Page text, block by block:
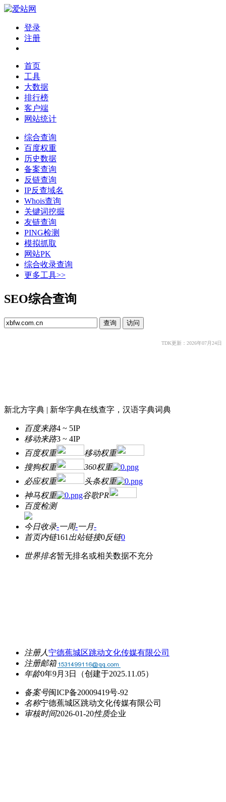
登录
注册
首页
工具
大数据
排行榜
客户端
网站统计
综合查询
百度权重
历史数据
备案查询
反链查询
IP反查域名
Whois查询
关键词挖掘
友链查询
PING检测
模拟抓取
网站PK
综合收录查询
更多工具>>
SEO综合查询
TDK更新：2026年07月24日
新北方字典 | 新华字典在线查字，汉语字典词典
百度来路4 ~ 5IP
移动来路3 ~ 4IP
百度权重
移动权重
搜狗权重
360权重
必应权重
头条权重
神马权重
谷歌PR
百度检测
今日收录-一周-一月-
首页内链161 出站链接0反链0
世界排名暂无排名或相关数据不充分
注册人宁德蕉城区跳动文化传媒有限公司
注册邮箱
年龄0年9月3日 （创建于2025.11.05）
备案号闽ICP备20009419号-92
名称宁德蕉城区跳动文化传媒有限公司
审核时间2026-01-20性质企业